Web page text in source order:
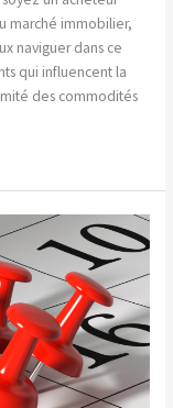
marché immobilier,
naviguer dans ce
qui influencent la
des commodités